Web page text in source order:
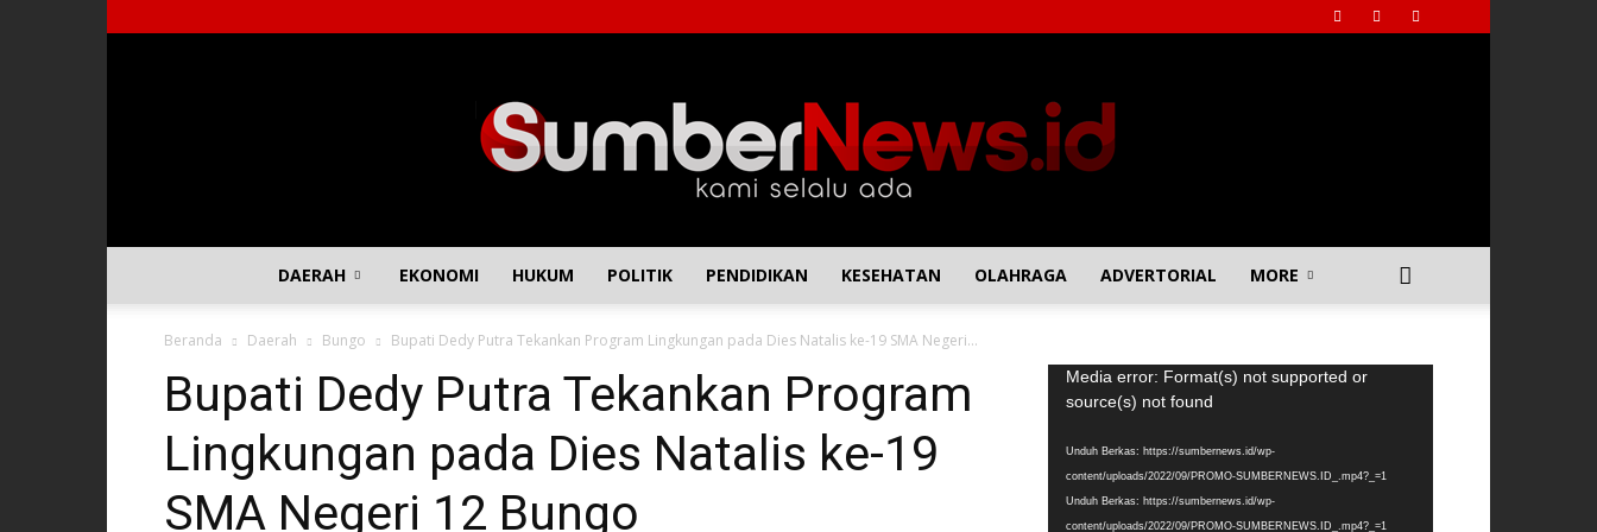
DAERAH EKONOMI HUKUM POLITIK PENDIDIKAN KESEHATAN OLAHRAGA ADVERTORIAL MORE
Beranda Daerah Bungo Bupati Dedy Putra Tekankan Program Lingkungan pada Dies Natalis ke-19 SMA Negeri...
Bupati Dedy Putra Tekankan Program
Lingkungan pada Dies Natalis ke-19
SMA Negeri 12 Bungo
Pemutar
Video
Media error: Format(s) not supported or
source(s) not found
Unduh Berkas: https://sumbernews.id/wp-
content/uploads/2022/09/PROMO-SUMBERNEWS.ID_.mp4?_=1
Unduh Berkas: https://sumbernews.id/wp-
content/uploads/2022/09/PROMO-SUMBERNEWS.ID_.mp4?_=1